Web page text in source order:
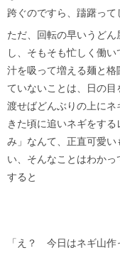
跨ぐのですら、躊躇って
ただ、回転の早いうど
し、そもそも忙しく働
汁を吸って増える麺と
ていないことは、日の
渡せばどんぶりの上に
きた頃に追いネギをす
み」なんて、正直可愛
い、そんなことはわか
すると
「え？ 今日はネギ山作